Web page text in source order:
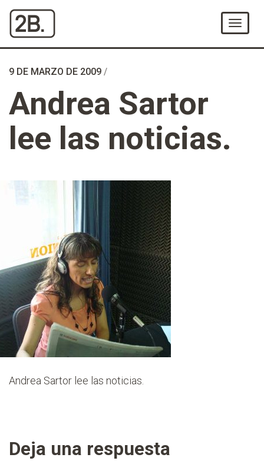
Contenido
Menú
9 DE MARZO DE 2009 /
Andrea Sartor
lee las noticias.
Andrea Sartor lee las noticias.
Deja una respuesta